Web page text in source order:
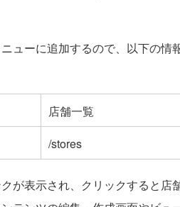
ューに追加するので、以下の情
店舗一覧
/stores
が表示され、クリックすると店